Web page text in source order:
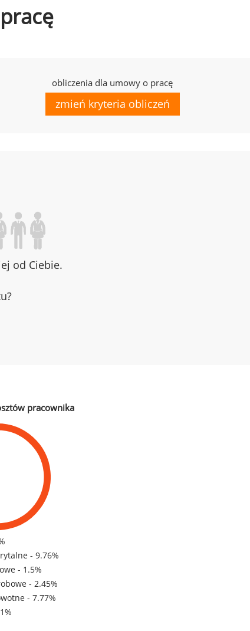
obliczenia dla umowy o pracę
zmień kryteria obliczeń
od Ciebie.
pracownika
- 9.76%
- 1.5%
- 2.45%
- 7.77%